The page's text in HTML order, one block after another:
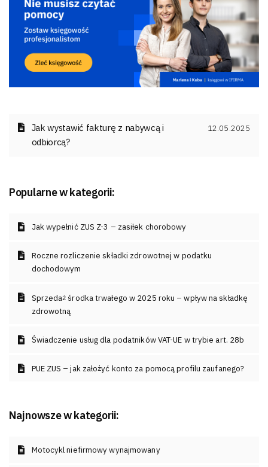
Jak wystawić fakturę z nabywcą i
odbiorcą?
12.05.2025
Popularne w kategorii:
Jak wypełnić ZUS Z-3 – zasiłek chorobowy
Roczne rozliczenie składki zdrowotnej w podatku
dochodowym
Sprzedaż środka trwałego w 2025 roku – wpływ na składkę
zdrowotną
Świadczenie usług dla podatników VAT-UE w trybie art. 28b
PUE ZUS – jak założyć konto za pomocą profilu zaufanego?
Najnowsze w kategorii:
Motocykl niefirmowy wynajmowany